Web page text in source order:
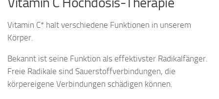
Vitamin C* halt verschiedene Funktionen in unserem
Körper.
Bekannt ist seine Funktion als effektivster Radikalfänger.
Freie Radikale sind Sauerstoffverbindungen, die
körpereigene Verbindungen schädigen können.